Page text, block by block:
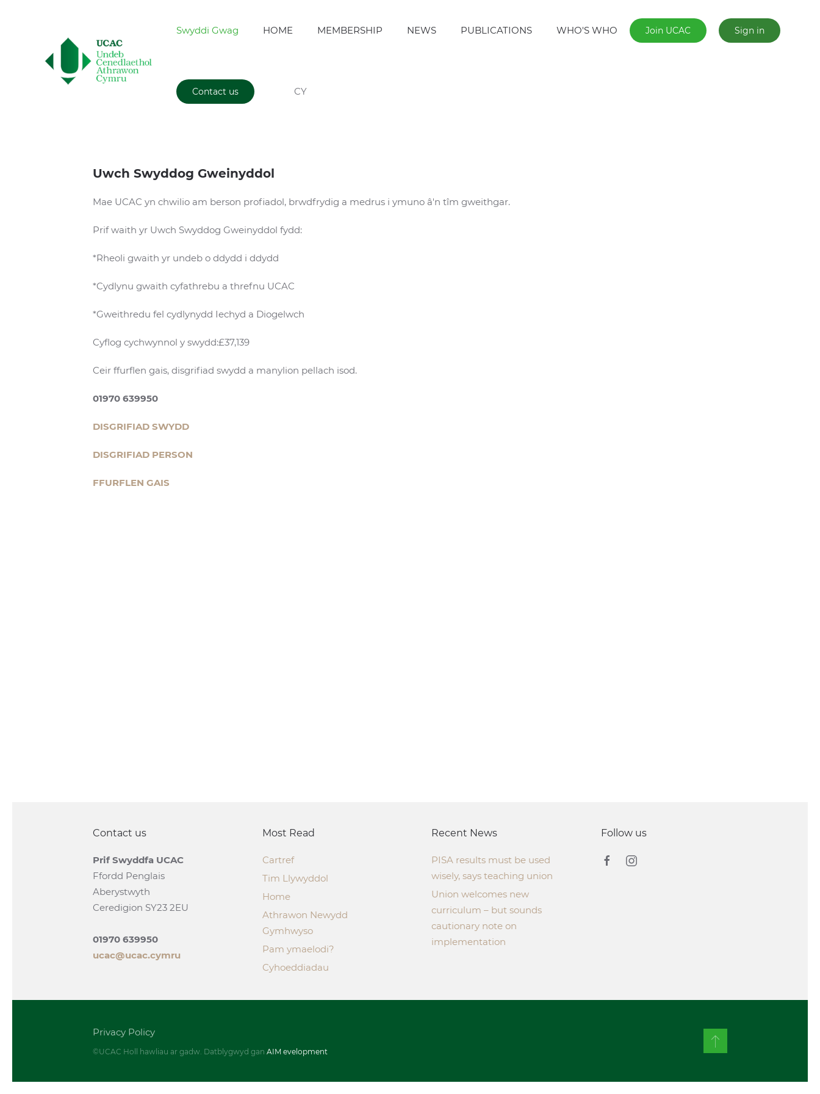
Swyddi Gwag HOME MEMBERSHIP NEWS PUBLICATIONS WHO'S WHO Join UCAC Sign in
Contact us CY
Uwch Swyddog Gweinyddol
Mae UCAC yn chwilio am berson profiadol, brwdfrydig a medrus i ymuno â'n tîm gweithgar.
Prif waith yr Uwch Swyddog Gweinyddol fydd:
*Rheoli gwaith yr undeb o ddydd i ddydd
*Cydlynu gwaith cyfathrebu a threfnu UCAC
*Gweithredu fel cydlynydd Iechyd a Diogelwch
Cyflog cychwynnol y swydd:£37,139
Ceir ffurflen gais, disgrifiad swydd a manylion pellach isod.
01970 639950
DISGRIFIAD SWYDD
DISGRIFIAD PERSON
FFURFLEN GAIS
Contact us
Prif Swyddfa UCAC
Ffordd Penglais
Aberystwyth
Ceredigion SY23 2EU
01970 639950
ucac@ucac.cymru
Most Read
Cartref
Tim Llywyddol
Home
Athrawon Newydd
Gymhwyso
Pam ymaelodi?
Cyhoeddiadau
Recent News
PISA results must be used
wisely, says teaching union
Union welcomes new
curriculum – but sounds
cautionary note on
implementation
Follow us
Privacy Policy
©UCAC Holl hawliau ar gadw. Datblygwyd gan AIM evelopment